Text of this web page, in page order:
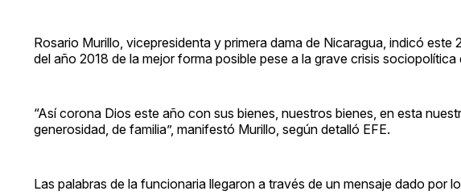
Rosario Murillo, vicepresidenta y primera dama de Nicaragua, indicó
del año 2018 de la mejor forma posible pese a la grave crisis sociopolítica
“Así corona Dios este año con sus bienes, nuestros bienes, en esta
generosidad, de familia”, manifestó Murillo, según detalló EFE.
Las palabras de la funcionaria llegaron a través de un mensaje dado por